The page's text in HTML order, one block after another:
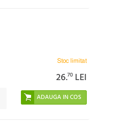
Stoc limitat
26.70 LEI